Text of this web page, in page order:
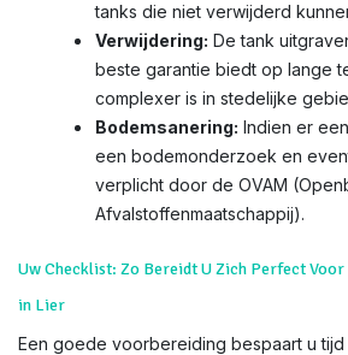
tanks die niet verwijderd
Verwijdering: De tank
beste garantie biedt op lange
complexer is in stedelijke
Bodemsanering: Indien er
een bodemonderzoek en
verplicht door de OVAM
Afvalstoffenmaatschappij).
Uw Checklist: Zo Bereidt U Zich Perfect
in Lier
Een goede voorbereiding bespaart u